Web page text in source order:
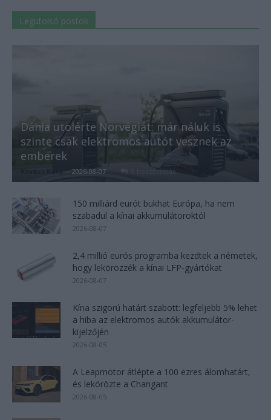
Legutolsó postok
Dánia utolérte Norvégiát: már náluk is
szinte csak elektromos autót vesznek az
emberek
- 2026-08-07 0 hozzászólás
150 milliárd eurót bukhat Európa, ha nem
szabadul a kínai akkumulátoroktól
2026-08-07
2,4 millió eurós programba kezdtek a németek,
hogy lekörözzék a kínai LFP-gyártókat
2026-08-07
Kína szigorú határt szabott: legfeljebb 5% lehet
a hiba az elektromos autók akkumulátor-
kijelzőjén
2026-08-05
A Leapmotor átlépte a 100 ezres álomhatárt,
és lekörözte a Changant
2026-08-05